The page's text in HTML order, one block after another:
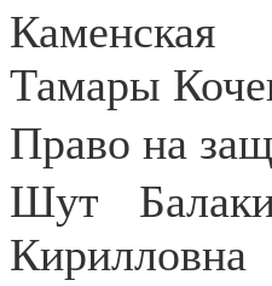
Каменская
Тамары
Право на
Шут
Кирилловна